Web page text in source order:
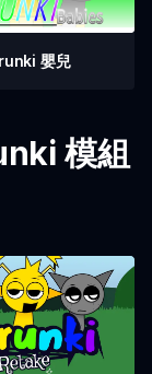
嬰兒
模組